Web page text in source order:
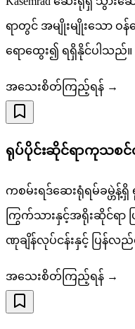
ရာတွင် အမျိုးမျိုးသော ဝန်
ရောထွေး၍ ရရှိနိုင်ပါသည်
အသေးစိတ်ကြည့်ရန် →
ရုပ်ပိုင်းဆိုင်ရာကုသစ
ကစမ်းရဒ်ဆေးရုံရမ်ခမ္ဟဲ
ကြွက်သားနှင့်အရိုးဆိုင်ရာ ပ
ဏုချိန်လုပ်ငန်းနှင့် ပြန်လ
အသေးစိတ်ကြည့်ရန် →